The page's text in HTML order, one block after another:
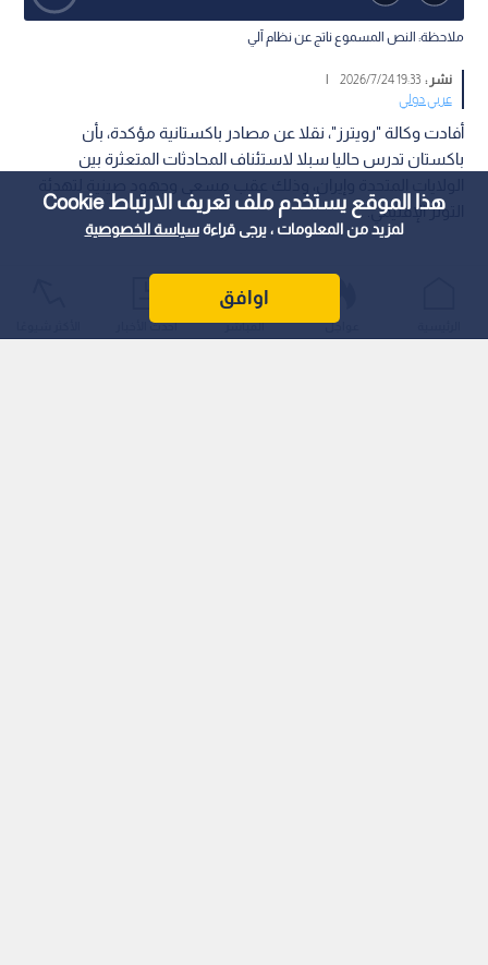
هذا الموقع يستخدم ملف تعريف الارتباط Cookie
لمزيد من المعلومات ، يرجى قراءةسياسة الخصوصية
اوافق
ملاحظة: النص المسموع ناتج عن نظام آلي
نشر :19:33 2026/7/24
|
عربي دولي
أفادت وكالة "رويترز"، نقلا عن مصادر باكستانية مؤكدة، بأن
باكستان تدرس حاليا سبلا لاستئناف المحادثات المتعثرة بين
التوتر الإقليمي.
عواجل المباشر أحدث الأخبار